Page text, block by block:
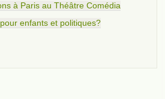
à Paris au Théâtre Comédia
enfants et politiques?